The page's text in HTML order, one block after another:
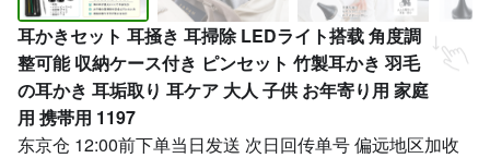
耳かきセット 耳掻き 耳掃除 LEDライト搭载 角度調
整可能 収納ケース付き ピンセット 竹製耳かき 羽毛
の耳かき 耳垢取り 耳ケア 大人 子供 お年寄り用 家庭
用 携帯用 1197
东京仓 12:00前下单当日发送 次日回传单号 偏远地区加收